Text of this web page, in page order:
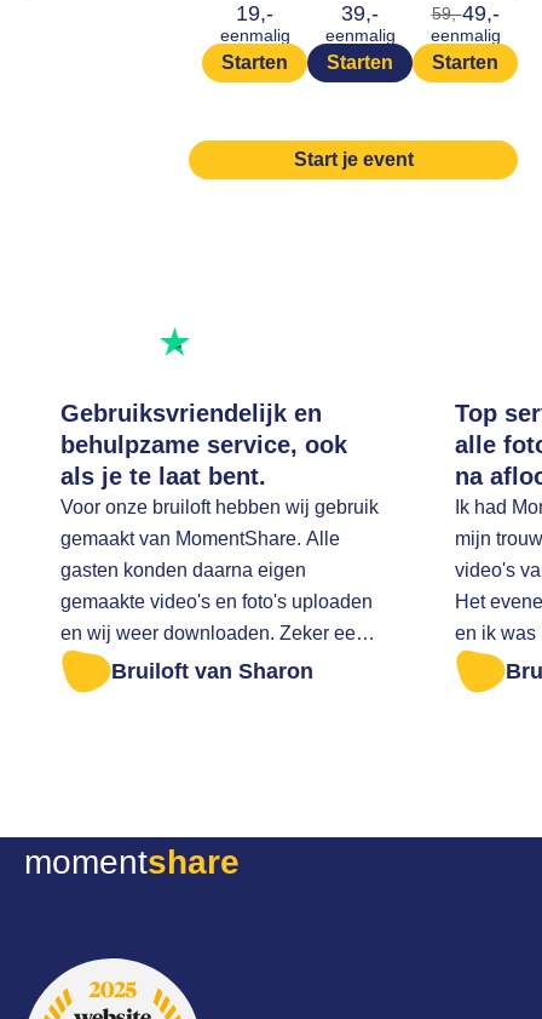
19,-
eenmalig
Starten
39,-
eenmalig
Starten
59,-49,-
eenmalig
Starten
Start je event
Gebruiksvriendelijk en
behulpzame service, ook
als je te laat bent.
Voor onze bruiloft hebben wij gebruik
gemaakt van MomentShare. Alle
gasten konden daarna eigen
gemaakte video's en foto's uploaden
en wij weer downloaden. Zeker een
aanrader Ik was te laat om alle foto's
er af te halen. Ik ben zeer vriendelijk
Bruiloft van Sharon
Top
alle
na
Ik had
mijn
video's
Het
en ik was
op tijd
downloaden. Ik heb toen
momentshare